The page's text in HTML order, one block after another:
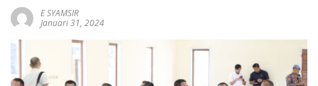
E SYAMSIR
Januari 31, 2024